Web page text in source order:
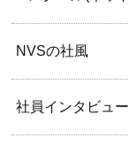
NVSの社風
社員インタビュー